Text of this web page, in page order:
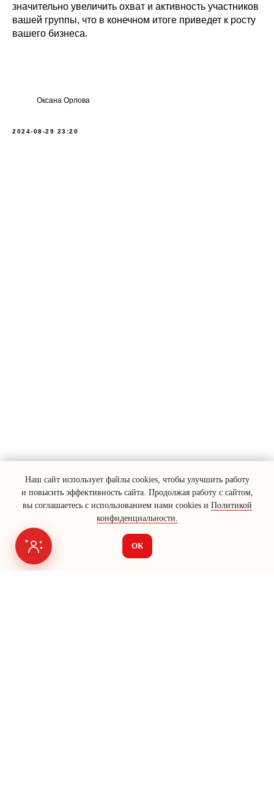
Наш сайт использует файлы cookies, чтобы улучшить работу
и повысить эффективность сайта. Продолжая работу с сайтом,
вы соглашаетесь с использованием нами cookies и Политикой
конфиденциальности.
ОК
значительно увеличить охват и активность участников
вашей группы, что в конечном итоге приведет к росту
вашего бизнеса.
Оксана Орлова
2024-08-29 23:20